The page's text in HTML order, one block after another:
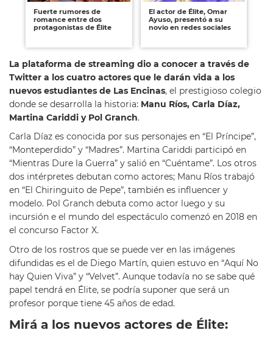
Fuerte rumores de
romance entre dos
protagonistas de Élite
El actor de Élite, Omar
Ayuso, presentó a su
novio en redes sociales
La plataforma de streaming dio a conocer a través de
Twitter a los cuatro actores que le darán vida a los
nuevos estudiantes de Las Encinas, el prestigioso colegio
donde se desarrolla la historia: Manu Ríos, Carla Díaz,
Martina Cariddi y Pol Granch.
Carla Díaz es conocida por sus personajes en “El Príncipe”,
“Monteperdido” y “Madres”. Martina Cariddi participó en
“Mientras Dure la Guerra” y salió en “Cuéntame”. Los otros
dos intérpretes debutan como actores; Manu Ríos trabajó
en “El Chiringuito de Pepe”, también es influencer y
modelo. Pol Granch debuta como actor luego y su
incursión e el mundo del espectáculo comenzó en 2018 en
el concurso Factor X.
Otro de los rostros que se puede ver en las imágenes
difundidas es el de Diego Martín, quien estuvo en “Aquí No
hay Quien Viva” y “Velvet”. Aunque todavía no se sabe qué
papel tendrá en Élite, se podría suponer que será un
profesor porque tiene 45 años de edad.
Mirá a los nuevos actores de Élite: